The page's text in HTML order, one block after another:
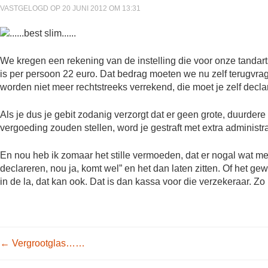
VASTGELOGD OP 20 JUNI 2012 OM 13:31
We kregen een rekening van de instelling die voor onze
is per persoon 22 euro. Dat bedrag moeten we nu zelf
worden niet meer rechtstreeks verrekend, die moet je zelf
Als je dus je gebit zodanig verzorgt dat er geen grote,
vergoeding zouden stellen, word je gestraft met extra
En nou heb ik zomaar het stille vermoeden, dat er nogal wat
declareren, nou ja, komt wel” en het dan laten zitten. Of het
in de la, dat kan ook. Dat is dan kassa voor die verzekeraar.
Post navigation
← Vergrootglas……